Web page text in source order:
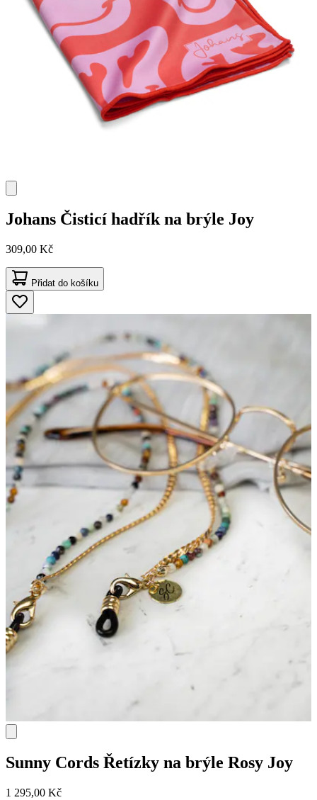
Johans Čisticí hadřík na brýle Joy
309,00 Kč
Přidat do košíku
Sunny Cords Řetízky na brýle Rosy Joy
1 295,00 Kč